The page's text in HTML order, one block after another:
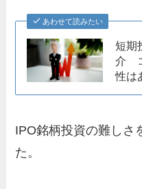
あわせて読みたい
短
介
性は
IPO銘柄投資の難しさ
た。